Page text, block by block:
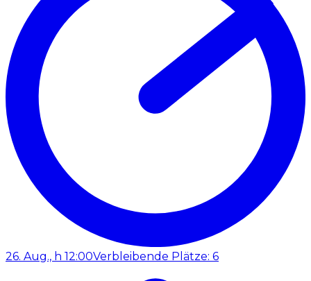
26. Aug., h 12:00Verbleibende Plätze: 6